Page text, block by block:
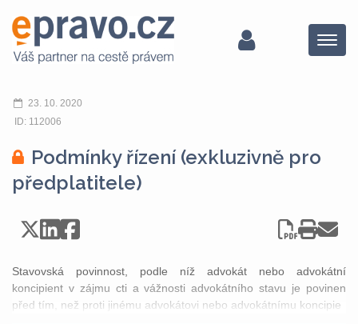
Menu
23. 10. 2020
ID: 112006
Podmínky řízení (exkluzivně pro
předplatitele)
Stavovská povinnost, podle níž advokát nebo advokátní
koncipient v zájmu cti a vážnosti advokátního stavu je povinen
před tím, než proti jinému advokátovi nebo advokátnímu koncipie